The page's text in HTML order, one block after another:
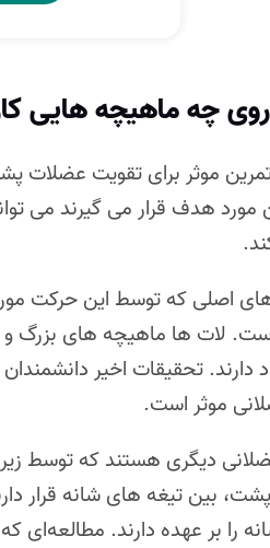
چه ماهیچه هایی
موثر برای تقویت عضلات
مورد هدف قرار می گیرند می
اصلی که توسط این حرکت
لات ها ماهیچه های بزرگ
دارند. تحقیقات اخیر
موثر است.
دیگری هستند که توسط
بین تیغه های شانه قرار
را بر عهده دارند. مطالعه‌ای